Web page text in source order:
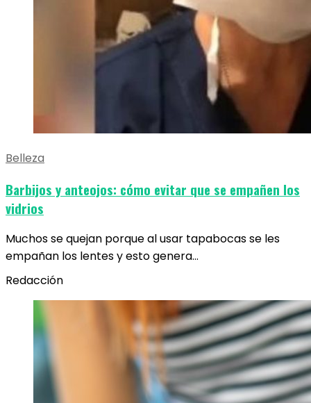
Belleza
Barbijos y anteojos: cómo evitar que se empañen los
vidrios
Muchos se quejan porque al usar tapabocas se les
empañan los lentes y esto genera…
Redacción